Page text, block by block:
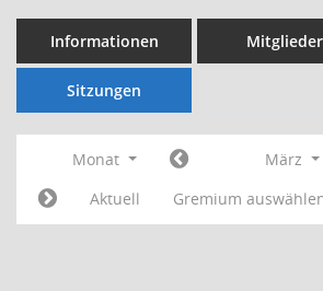
Informationen Mitglieder
Sitzungen
Monat März
Aktuell
Gremium